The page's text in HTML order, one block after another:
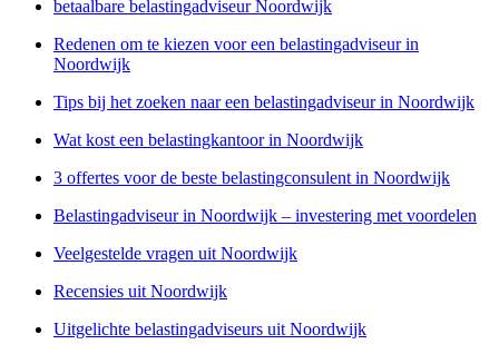
betaalbare belastingadviseur Noordwijk
Redenen om te kiezen voor een belastingadviseur in
Noordwijk
Tips bij het zoeken naar een belastingadviseur in Noordwijk
Wat kost een belastingkantoor in Noordwijk
3 offertes voor de beste belastingconsulent in Noordwijk
Belastingadviseur in Noordwijk – investering met voordelen
Veelgestelde vragen uit Noordwijk
Recensies uit Noordwijk
Uitgelichte belastingadviseurs uit Noordwijk